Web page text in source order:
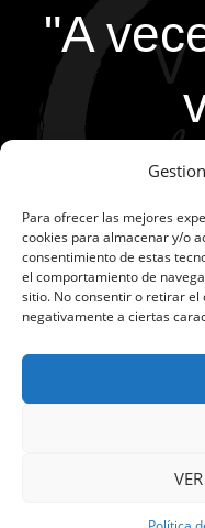
Para ofrecer las mejores
cookies para almacenar y/o
consentimiento de estas
el comportamiento de
sitio. No consentir o retirar
negativamente a ciertas
"A
es
Venta H2H © 2023 -